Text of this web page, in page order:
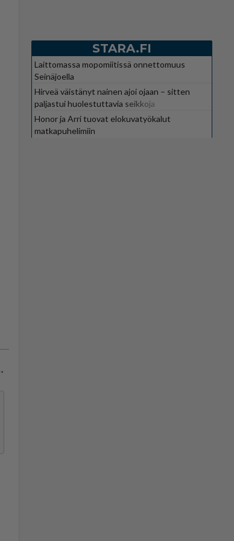
STARA.FI
Laittomassa mopomiitissä onnettomuus
Seinäjoella
Hirveä väistänyt nainen ajoi ojaan – sitten
paljastui huolestuttavia seikkoja
Honor ja Arri tuovat elokuvatyökalut
matkapuhelimiin